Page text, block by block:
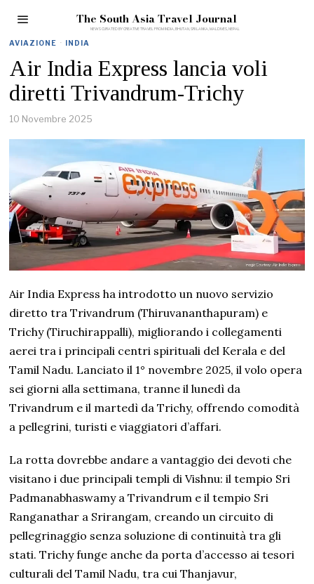
The South Asia Travel Journal
AVIAZIONE · INDIA
Air India Express lancia voli
diretti Trivandrum-Trichy
10 Novembre 2025
Air India Express ha introdotto un nuovo servizio
diretto tra Trivandrum (Thiruvananthapuram) e
Trichy (Tiruchirappalli), migliorando i collegamenti
aerei tra i principali centri spirituali del Kerala e del
Tamil Nadu. Lanciato il 1° novembre 2025, il volo opera
sei giorni alla settimana, tranne il lunedì da
Trivandrum e il martedì da Trichy, offrendo comodità
a pellegrini, turisti e viaggiatori d’affari.
La rotta dovrebbe andare a vantaggio dei devoti che
visitano i due principali templi di Vishnu: il tempio Sri
Padmanabhaswamy a Trivandrum e il tempio Sri
Ranganathar a Srirangam, creando un circuito di
pellegrinaggio senza soluzione di continuità tra gli
stati. Trichy funge anche da porta d’accesso ai tesori
culturali del Tamil Nadu, tra cui Thanjavur,